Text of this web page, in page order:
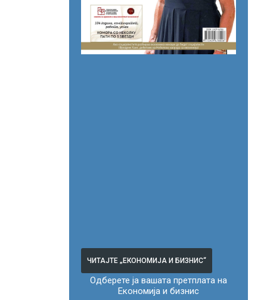
ЧИТАЈТЕ „ЕКОНОМИЈА И БИЗНИС“
Одберете ја вашата претплата на
Економија и бизнис